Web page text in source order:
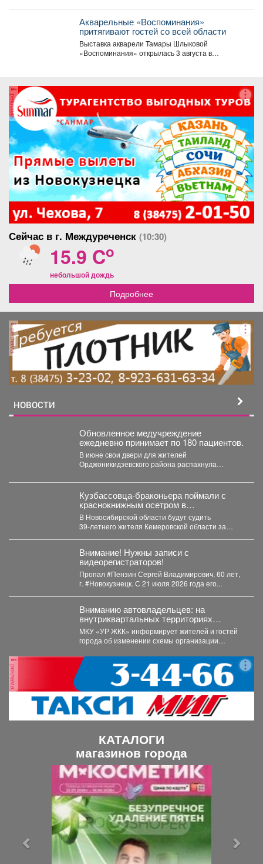
Акварельные «Воспоминания»
притягивают гостей со всей области
Выставка акварели Тамары Шлыковой
«Воспоминания» открылась 3 августа в
реклама
Сейчас в г. Междуреченск (10:30)
15.9 Co
небольшой дождь
Подробнее
реклама
НОВОСТИ
Обновленное медучреждение
ежедневно принимает по 180 пациентов.
В июне свои двери для жителей
Орджоникидзевского района распахнула
Кузбассовца-браконьера поймали с
краснокнижным осетром в
Новосибирске
В Новосибирской области будут судить
39‑летнего жителя Кемеровской области за
Внимание! Нужны записи с
видеорегистраторов!
Пропал #Пензин Сергей Владимирович, 60 лет,
г. #Новокузнецк. С 21 июля 2026 года его...
Вниманию автовладельцев: на
внутриквартальных территориях
Междуреченского муниципального
округа вводятся ограничения стоянки.
МКУ «УР ЖКК» информирует жителей и гостей
города об изменении схемы организации
реклама
КАТАЛОГИ
магазинов города